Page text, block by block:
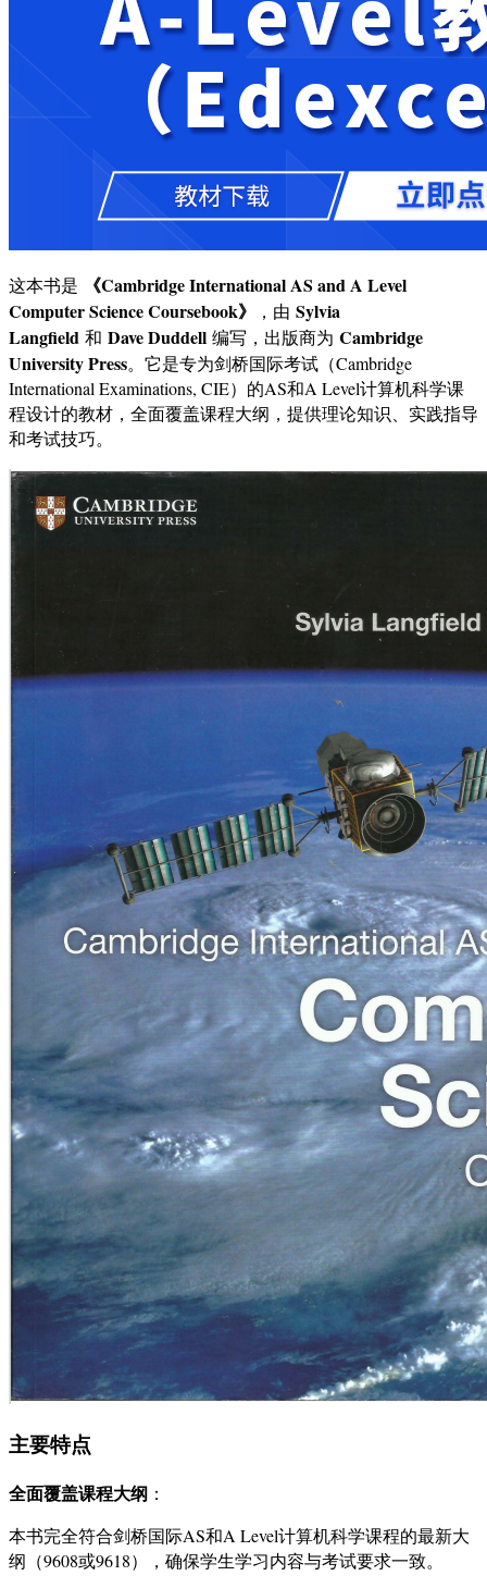
这本书是
《Cambridge International AS and A Level
Computer Science Coursebook》
，由 Sylvia
Langfield 和 Dave Duddell 编写，出版商为 Cambridge
University Press。它是专为剑桥国际考试（Cambridge
International Examinations, CIE）的AS和A Level计算机科学课
程设计的教材，全面覆盖课程大纲，提供理论知识、实践指导
和考试技巧。
主要特点
全面覆盖课程大纲 ：
本书完全符合剑桥国际AS和A Level计算机科学课程的最新大
纲（9608或9618），确保学生学习内容与考试要求一致。